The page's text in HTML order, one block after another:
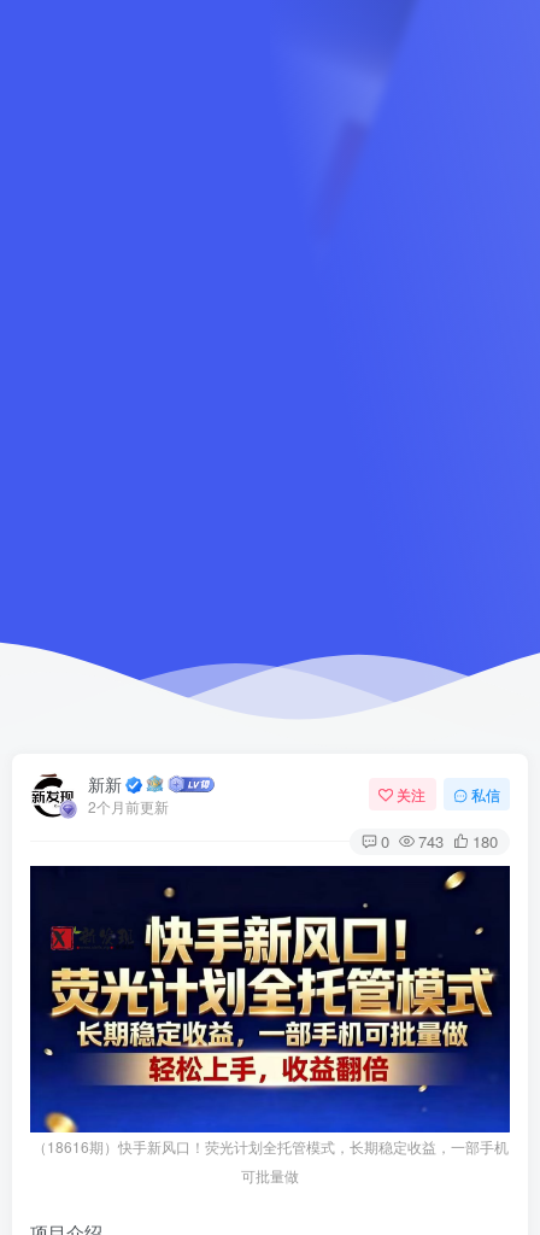
新新
2个月前更新
关注 私信
0 743 180
（18616期）快手新风口！荧光计划全托管模式，长期稳定收益，一部手机
可批量做